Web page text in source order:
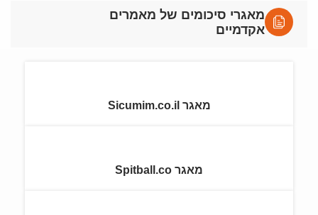
מאגרי סיכומים של מאמרים
אקדמיים
מאגר Sicumim.co.il
מאגר Spitball.co